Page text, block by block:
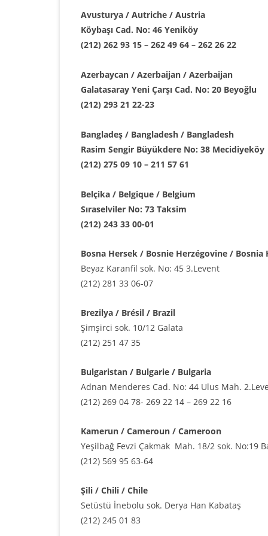
Avusturya / Autriche / Austria
Köybaşı Cad. No: 46 Yeniköy
(212) 262 93 15 – 262 49 64 – 262 26 22
Azerbaycan / Azerbaijan / Azerbaijan
Galatasaray Yeni Çarşı Cad. No: 20 Beyoğlu
(212) 293 21 22-23
Bangladeş / Bangladesh / Bangladesh
Rasim Sengir Büyükdere No: 38 Mecidiyeköy
(212) 275 09 10 – 211 57 61
Belçika / Belgique / Belgium
Sıraselviler No: 73 Taksim
(212) 243 33 00-01
Bosna Hersek / Bosnie Herzégovine / Bosnia
Beyaz Karanfil sok. No: 45 3.Levent
(212) 281 33 06-07
Brezilya / Brésil / Brazil
Şimşirci sok. 10/12 Galata
(212) 251 47 35
Bulgaristan / Bulgarie / Bulgaria
Adnan Menderes Cad. No: 44 Ulus Mah.
(212) 269 04 78- 269 22 14 – 269 22 16
Kamerun / Cameroun / Cameroon
Yeşilbağ Fevzi Çakmak Mah. 18/2 sok. No:19
(212) 569 95 63-64
Şili / Chili / Chile
Setüstü İnebolu sok. Derya Han Kabataş
(212) 245 01 83